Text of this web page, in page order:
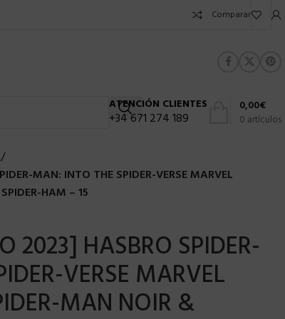
Comparar
ATENCIÓN CLIENTES
+34 671 274 189 0 artículos
0,00€
/
MAN: INTO THE SPIDER-VERSE MARVEL
HAM – 15
2023] HASBRO SPIDER-
VERSE MARVEL
MAN NOIR &